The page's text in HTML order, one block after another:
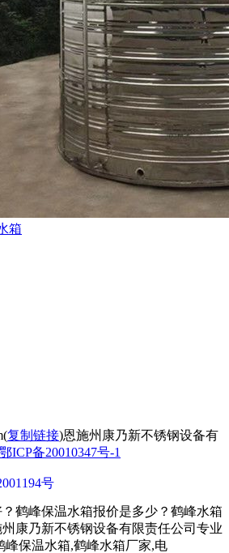
箱
复制链接)恩施州康乃新不锈钢设备有
鄂ICP备20010347号-1
号
鹤峰保温水箱报价是多少？鹤峰水箱
康乃新不锈钢设备有限责任公司专业
峰保温水箱,鹤峰水箱厂家,电